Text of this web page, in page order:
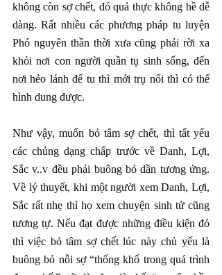
không còn sợ chết, đó quả thực không hề dễ
dàng. Rất nhiều các phương pháp tu luyện
Phó nguyên thần thời xưa cũng phải rời xa
khỏi nơi con người quần tụ sinh sống, đến
nơi hẻo lánh để tu thì mới trụ nổi thì có thể
hình dung được.
Như vậy, muốn bỏ tâm sợ chết, thì tất yếu
các chủng dạng chấp trước về Danh, Lợi,
Sắc v..v đều phải buông bỏ dần tương ứng.
Về lý thuyết, khi một người xem Danh, Lợi,
Sắc rất nhẹ thì họ xem chuyện sinh tử cũng
tương tự. Nếu đạt được những điều kiện đó
thì việc bỏ tâm sợ chết lúc này chủ yếu là
buông bỏ nỗi sợ “thống khổ trong quá trình